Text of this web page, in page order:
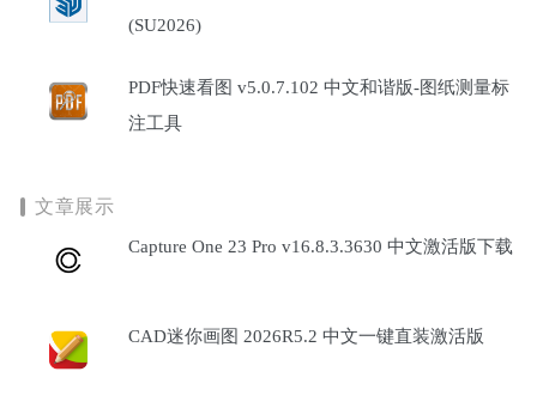
(SU2026)
PDF快速看图 v5.0.7.102 中文和谐版-图纸测量标
注工具
文章展示
Capture One 23 Pro v16.8.3.3630 中文激活版下载
CAD迷你画图 2026R5.2 中文一键直装激活版